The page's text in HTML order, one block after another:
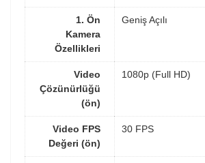
1. Ön
Kamera
Özellikleri
Geniş Açılı
Video
Çözünürlüğü
(ön)
1080p (Full HD)
Video FPS
Değeri (ön)
30 FPS